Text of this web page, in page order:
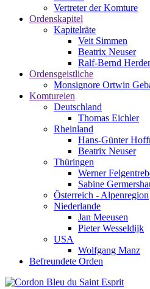
Vertreter der Komture
Ordenskapitel
Kapitelräte
Veit Simmen
Beatrix Neuser
Ralf-Bernd
Ordensgeistliche
Monsignore Ortwin
Komtureien
Deutschland
Thomas Eichler
Rheinland
Hans-Günter
Beatrix Neuser
Thüringen
Werner
Sabine
Österreich - Alpenregion
Niederlande
Jan Meeusen
Pieter Wesseldijk
USA
Wolfgang Manz
Befreundete Orden